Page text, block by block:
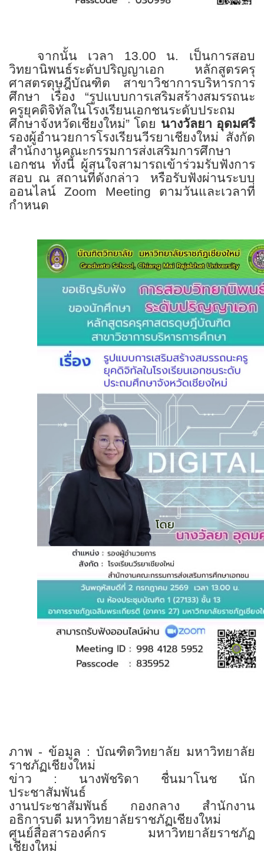
จากนั้น เวลา 13.00 น. เป็นการสอบ
วิทยานิพนธ์ระดับปริญญาเอก หลักสูตรครุ
ศาสตรดุษฎีบัณฑิต สาขาวิชาการบริหารการ
ศึกษา เรื่อง “รูปแบบการเสริมสร้างสมรรถนะ
ครูยุคดิจิทัลในโรงเรียนเอกชนระดับประถม
ศึกษาจังหวัดเชียงใหม่” โดย นางวัลยา อุดมศรี
รองผู้อำนวยการโรงเรียนวีรยาเชียงใหม่ สังกัด
สำนักงานคณะกรรมการส่งเสริมการศึกษา
เอกชน ทั้งนี้ ผู้สนใจสามารถเข้าร่วมรับฟังการ
สอบ ณ สถานที่ดังกล่าว
หรือรับฟังผ่านระบบ
ออนไลน์Zoom Meeting ตามวันและเวลาที่
กำหนด
ภาพ - ข้อมูล : บัณฑิตวิทยาลัย มหาวิทยาลัย
ราชภัฏเชียงใหม่
ข่าว : นางพัชริดา ชื่นมาโนช นัก
ประชาสัมพันธ์
งานประชาสัมพันธ์ กองกลาง สำนักงาน
อธิการบดี มหาวิทยาลัยราชภัฏเชียงใหม่
ศูนย์สื่อสารองค์กร มหาวิทยาลัยราชภัฏ
เชียงใหม่